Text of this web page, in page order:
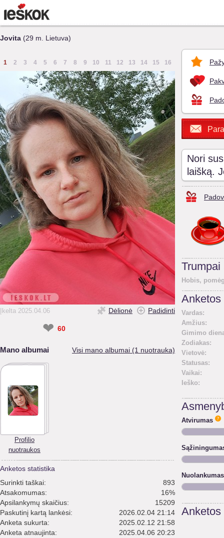
Jovita (29 m. Lietuva)
1 2 3 4 5 6 7 8 9 10 11 12 13 14 15 16
Įkelta 2025.04.06 Dėlionė Padidinti
❤ 60
Mano albumai Visi mano albumai (1 nuotrauka)
Profilio
nuotraukos
Anketos statistika
Surinkti taškai:
893
Atsakomumas:
16%
Apsilankymų skaičius:
15209
Paskutinį kartą lankėsi:
2026.02.04 21:14
Anketa sukurta:
2025.02.12 21:58
Anketa atnaujinta:
2025.04.06 20:23
Nori
laišką.
Trumpai
Hobis,
Anketos
Vardas:
Amžius:
Gimimo
Zodiakas:
Vietovė:
Statusas:
Vaikai:
Ieško:
Atvirumas
Nuolankumas
Anketos